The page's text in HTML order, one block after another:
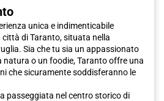
unica e indimenticabile
di Taranto, situata nella
Sia che tu sia un appassionato
natura o un foodie, Taranto offre una
che sicuramente soddisferanno le
passeggiata nel centro storico di